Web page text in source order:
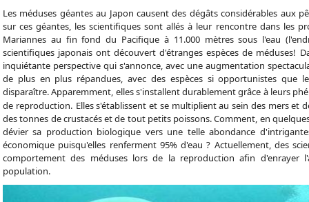
Les méduses géantes au Japon causent des dégâts considérables aux
sur ces géantes, les scientifiques sont allés à leur rencontre dans les
Mariannes au fin fond du Pacifique à 11.000 mètres sous l'eau
scientifiques japonais ont découvert d'étranges espèces de méduses!
inquiétante perspective qui s'annonce, avec une augmentation
de plus en plus répandues, avec des espèces si opportunistes que
disparaître. Apparemment, elles s'installent durablement grâce à leurs
de reproduction. Elles s'établissent et se multiplient au sein des mers et
des tonnes de crustacés et de tout petits poissons. Comment, en
dévier sa production biologique vers une telle abondance
économique puisqu'elles renferment 95% d'eau ? Actuellement, des
comportement des méduses lors de la reproduction afin d'enrayer
population.